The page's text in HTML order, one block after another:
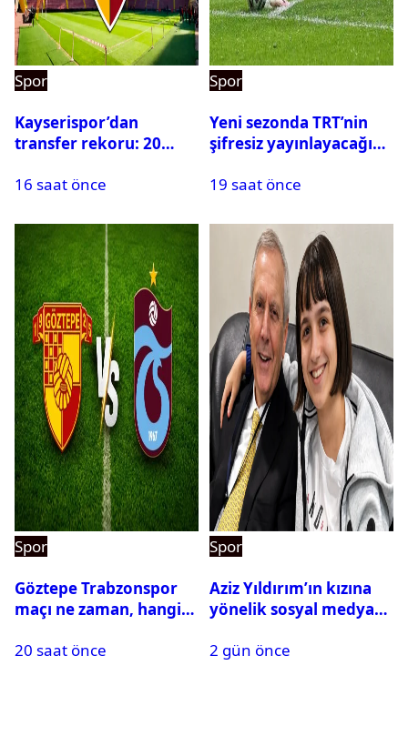
Spor
Kayserispor’dan
transfer rekoru: 20
16 saat önce
Spor
Yeni sezonda TRT’nin
şifresiz yayınlayacağı
19 saat önce
Spor
Göztepe Trabzonspor
maçı ne zaman, hangi
oynayacak mı?
20 saat önce
Spor
Aziz Yıldırım’ın kızına
yönelik sosyal medya
hakkında karar çıktı
2 gün önce